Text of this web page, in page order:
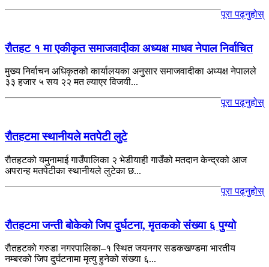
पूरा पढ्नुहोस्
रौतहट १ मा एकीकृत समाजवादीका अध्यक्ष माधव नेपाल निर्वाचित
मुख्य निर्वाचन अधिकृतको कार्यालयका अनुसार समाजवादीका अध्यक्ष नेपालले
३३ हजार ५ सय २२ मत ल्याएर विजयी...
पूरा पढ्नुहोस्
रौतहटमा स्थानीयले मतपेटी लुटे
रौतहटको यमुनामाई गाउँपालिका २ भेडीयाही गाउँको मतदान केन्द्रको आज
अपरान्ह मतपेटीका स्थानीयले लुटेका छ...
पूरा पढ्नुहोस्
रौतहटमा जन्ती बोकेको जिप दुर्घटना, मृतकको संख्या ६ पुग्यो
रौतहटको गरुडा नगरपालिका–१ स्थित जयनगर सडकखण्डमा भारतीय
नम्बरको जिप दुर्घटनामा मृत्यु हुनेको संख्या ६...